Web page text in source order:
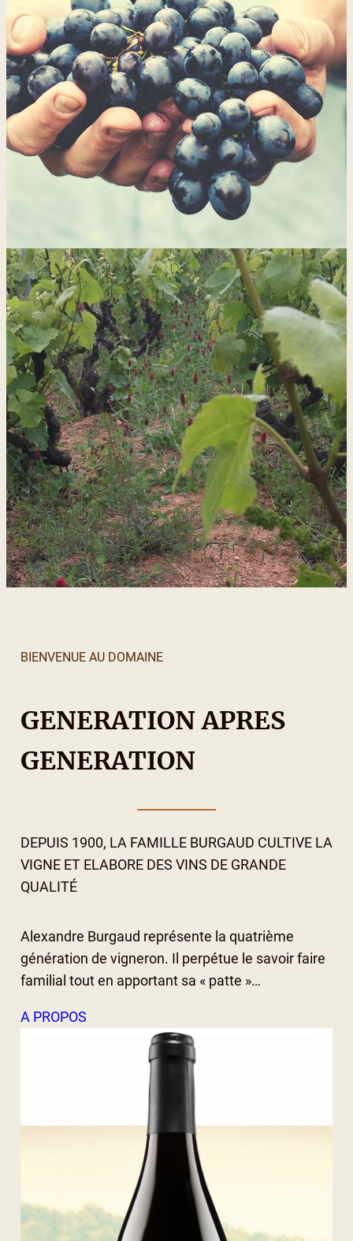
BIENVENUE AU DOMAINE
GENERATION APRES
GENERATION
DEPUIS 1900, LA FAMILLE BURGAUD CULTIVE LA
VIGNE ET ELABORE DES VINS DE GRANDE
QUALITÉ
Alexandre Burgaud représente la quatrième
génération de vigneron. Il perpétue le savoir faire
familial tout en apportant sa « patte »…
A PROPOS